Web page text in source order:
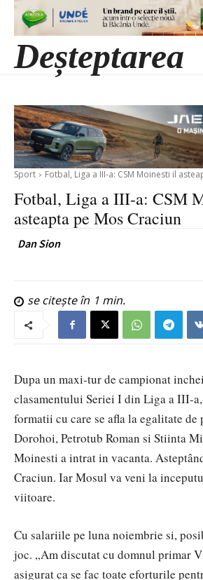
Deșteptarea
Sport Fotbal, Liga a III-a: CSM Moinesti il
Fotbal, Liga a III-a: CSM
asteapta pe Mos Craciun
Dan Sion
se citește în 1 min.
Dupa un maxi-tur de campionat
clasamentului Seriei I din Liga a III-
formatii cu care se afla la egalitate de
Dorohoi, Petrotub Roman si Stiinta
Moinesti a intrat in vacanta.
Craciun. Iar Mosul va veni la
viitoare.
Cu salariile pe luna noiembrie si,
joc. „Am discutat cu domnul primar
asigurat ca se fac toate eforturile